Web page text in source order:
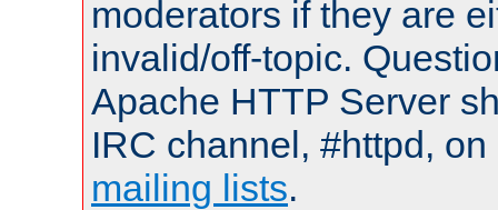
moderators if they are
invalid/off-topic.
Apache HTTP Server
IRC channel, #httpd,
mailing lists.